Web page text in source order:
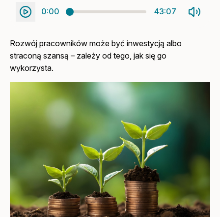
0:00 43:07
Rozwój pracowników może być inwestycją albo
straconą szansą – zależy od tego, jak się go
wykorzysta.